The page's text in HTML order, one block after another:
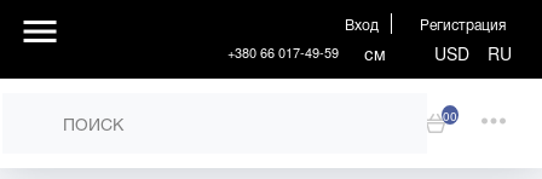
Вход Регистрация
+380 66 017-49-59 см USD RU
00